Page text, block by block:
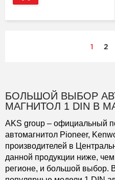
2
БОЛЬШОЙ ВЫБОР
МАГНИТОЛ 1 DIN В
AKS group – официальный
автомагнитол Pioneer,
производителей в
данной продукции ниже,
регионе, и большой выбор.